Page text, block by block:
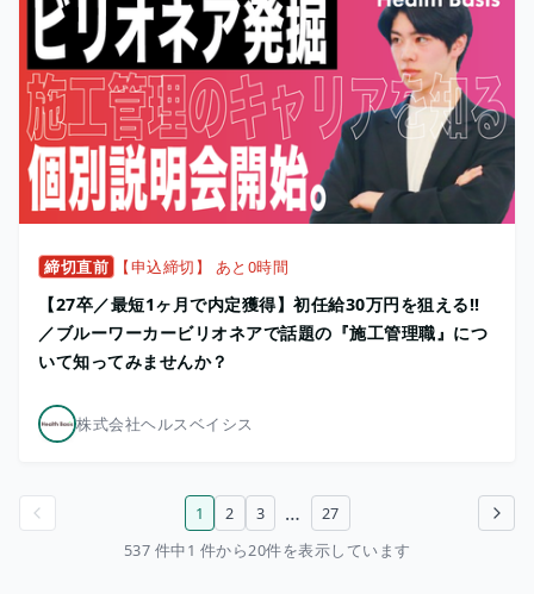
締切直前 【申込締切】 あと0時間
【27卒／最短1ヶ月で内定獲得】初任給30万円を狙える!!
／ブルーワーカービリオネアで話題の『施工管理職』につ
いて知ってみませんか？
株式会社ヘルスベイシス
次のページ
1 2 3 …
27
537 件中1 件から20件を表示しています